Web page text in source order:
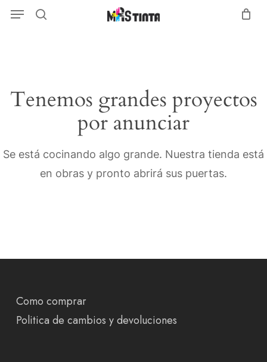
SkipMenu
Tenemos grandes proyectos
por anunciar
Se está cocinando algo grande. Nuestra tienda está
en obras y pronto abrirá sus puertas.
Como comprar
Politica de cambios y devoluciones
Menu